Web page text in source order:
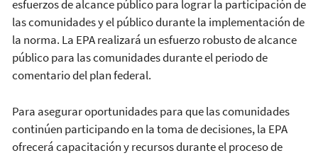
esfuerzos de alcance público para lograr la participación de
las comunidades y el público durante la implementación de
la norma. La EPA realizará un esfuerzo robusto de alcance
público para las comunidades durante el periodo de
comentario del plan federal.
Para asegurar oportunidades para que las comunidades
continúen participando en la toma de decisiones, la EPA
ofrecerá capacitación y recursos durante el proceso de